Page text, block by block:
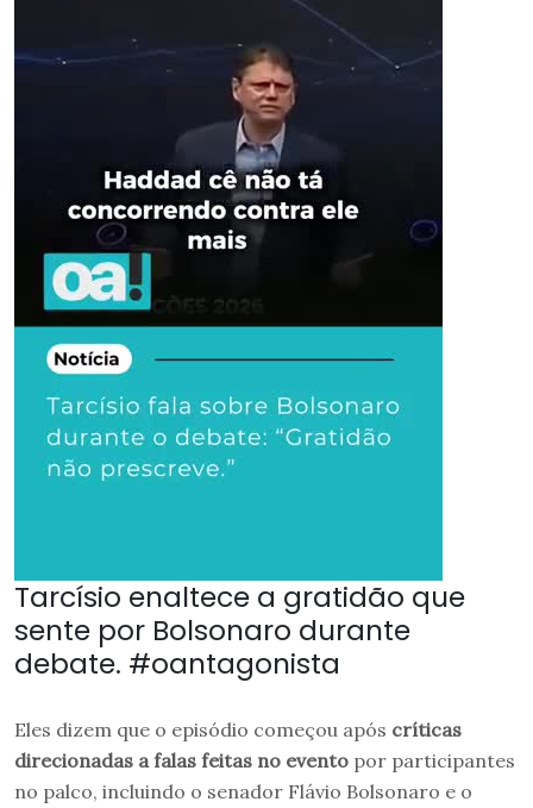
Tarcísio enaltece a gratidão que
sente por Bolsonaro durante
debate. #oantagonista
Eles dizem que o episódio começou após críticas
direcionadas a falas feitas no evento por participantes
no palco, incluindo o senador Flávio Bolsonaro e o